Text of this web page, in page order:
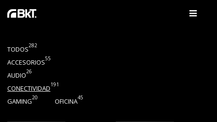
TODOS282
ACCESORIOS55
AUDIO26
CONECTIVIDAD191
GAMING20 OFICINA45